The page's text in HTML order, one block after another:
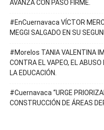
AVANZA CON PASO FIRME.
#EnCuernavaca VÍCTOR
MEGGI SALGADO EN SU
#Morelos TANIA VALENTINA
CONTRA EL VAPEO, EL ABUSO
LA EDUCACIÓN.
#Cuernavaca “URGE
CONSTRUCCIÓN DE ÁREAS